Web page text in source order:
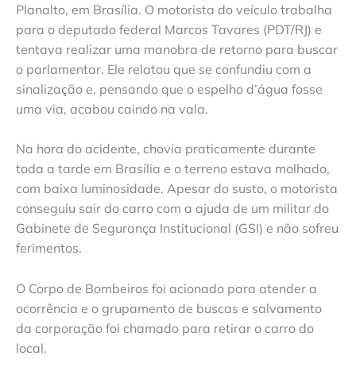
Planalto, em Brasília. O motorista do veículo trabalha
para o deputado federal Marcos Tavares (PDT/RJ) e
tentava realizar uma manobra de retorno para buscar
o parlamentar. Ele relatou que se confundiu com a
sinalização e, pensando que o espelho d’água fosse
uma via, acabou caindo na vala.
Na hora do acidente, chovia praticamente durante
toda a tarde em Brasília e o terreno estava molhado,
com baixa luminosidade. Apesar do susto, o motorista
conseguiu sair do carro com a ajuda de um militar do
Gabinete de Segurança Institucional (GSI) e não sofreu
ferimentos.
O Corpo de Bombeiros foi acionado para atender a
ocorrência e o grupamento de buscas e salvamento
da corporação foi chamado para retirar o carro do
local.